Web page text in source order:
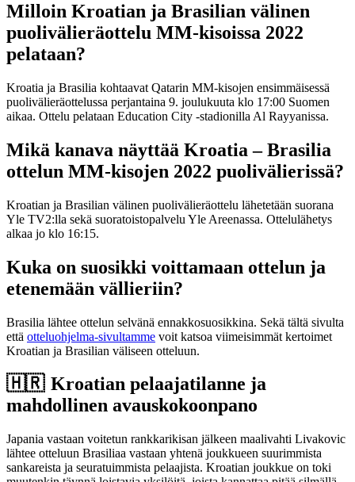
Milloin Kroatian ja Brasilian välinen
puolivälieräottelu MM-kisoissa 2022
pelataan?
Kroatia ja Brasilia kohtaavat Qatarin MM-kisojen ensimmäisessä
puolivälieräottelussa perjantaina 9. joulukuuta klo 17:00 Suomen
aikaa. Ottelu pelataan Education City -stadionilla Al Rayyanissa.
Mikä kanava näyttää Kroatia – Brasilia
ottelun MM-kisojen 2022 puolivälierissä?
Kroatian ja Brasilian välinen puolivälieräottelu lähetetään suorana
Yle TV2:lla sekä suoratoistopalvelu Yle Areenassa. Ottelulähetys
alkaa jo klo 16:15.
Kuka on suosikki voittamaan ottelun ja
etenemään vällieriin?
Brasilia lähtee ottelun selvänä ennakkosuosikkina. Sekä tältä sivulta
että otteluohjelma-sivultamme voit katsoa viimeisimmät kertoimet
Kroatian ja Brasilian väliseen otteluun.
🇭🇷 Kroatian pelaajatilanne ja
mahdollinen avauskokoonpano
Japania vastaan voitetun rankkarikisan jälkeen maalivahti Livakovic
lähtee otteluun Brasiliaa vastaan yhtenä joukkueen suurimmista
sankareista ja seuratuimmista pelaajista. Kroatian joukkue on toki